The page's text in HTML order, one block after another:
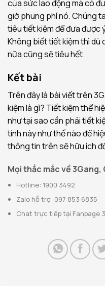
của sức lao động mà có
giờ phung phí nó. Chúng
tiêu tiết kiệm để đưa được
Không biết tiết kiệm thì dù
nữa cũng sẽ tiêu hết.
Kết bài
Trên đây là bài viết trên
kiệm là gì? Tiết kiệm thể
như tại sao cần phải tiết
tính này như thế nào để
thông tin trên sẽ hữu ích
Mọi thắc mắc về
Hotline: 1900 3492
Zalo hỗ trợ: 097 853 6835
Chat trực tiếp tại Fanpage